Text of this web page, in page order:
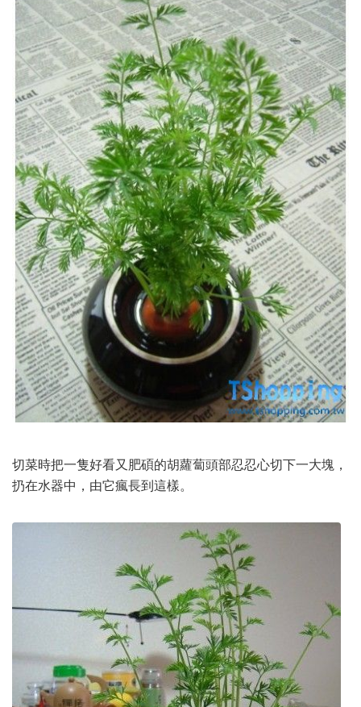
切菜時把一隻好看又肥碩的胡蘿蔔頭部忍忍心切下一大塊，
扔在水器中，由它瘋長到這樣。